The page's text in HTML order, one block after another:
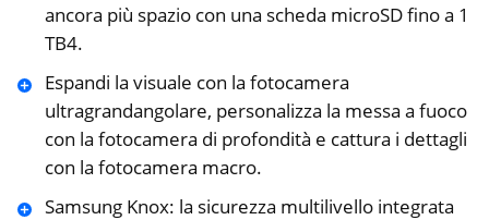
ancora più spazio con una scheda microSD fino a 1
TB4.
Espandi la visuale con la fotocamera
ultragrandangolare, personalizza la messa a fuoco
con la fotocamera di profondità e cattura i dettagli
con la fotocamera macro.
Samsung Knox: la sicurezza multilivello integrata